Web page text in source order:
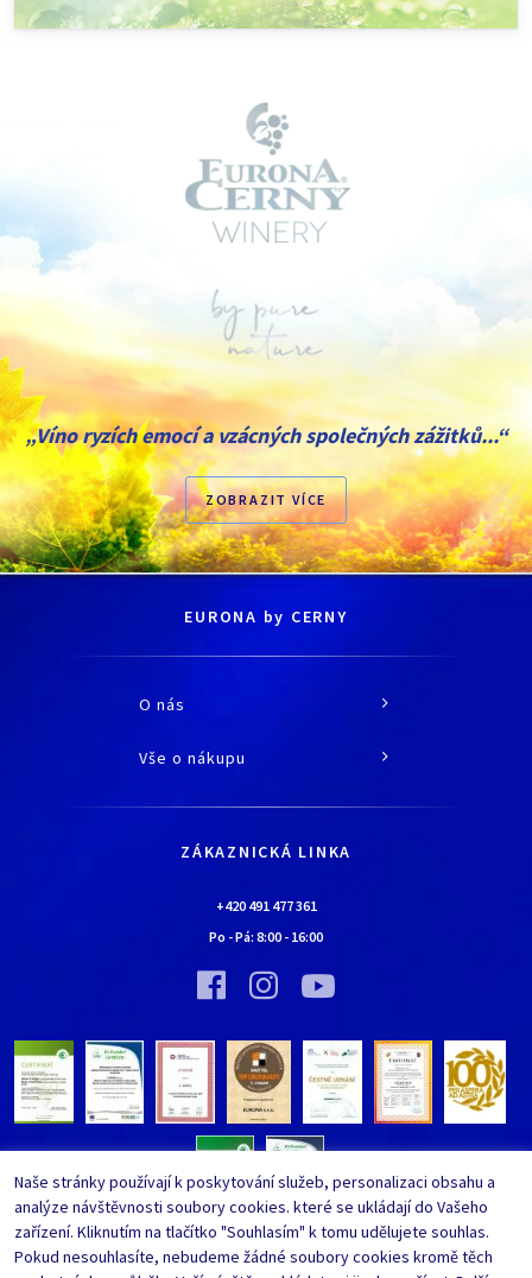
„Víno ryzích emocí a vzácných společných zážitků...“
ZOBRAZIT VÍCE
EURONA by CERNY
O nás
O společnosti
Kontaktní údaje
Bylo nebylo…
Vinný sklípek EURONA by Cerny
Bylo nebylo…
Vše o nákupu
Jak nakupovat
Nejčastěji kladené dotazy
Upravit nastavení ochrany
Whistleblowing
ZÁKAZNICKÁ LINKA
+420 491 477 361
Po - Pá: 8:00 - 16:00
Naše stránky používají k poskytování služeb, personalizaci obsahu a
analýze návštěvnosti soubory cookies. které se ukládají do Vašeho
zařízení. Kliknutím na tlačítko "Souhlasím" k tomu udělujete souhlas.
Pokud nesouhlasíte, nebudeme žádné soubory cookies kromě těch